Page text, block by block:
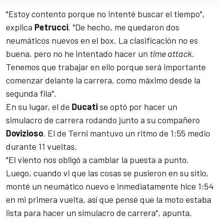
"Estoy contento porque no intenté buscar el tiempo",
explica Petrucci. "De hecho, me quedaron dos
neumáticos nuevos en el box. La clasificación no es
buena, pero no he intentado hacer un time attack.
Tenemos que trabajar en ello porque será importante
comenzar delante la carrera, como máximo desde la
segunda fila".
En su lugar, el de Ducatise optó por hacer un
simulacro de carrera rodando junto a su compañero
Dovizioso. El de Terni mantuvo un ritmo de 1:55 medio
durante 11 vueltas.
"El viento nos obligó a cambiar la puesta a punto.
Luego, cuando vi que las cosas se pusieron en su sitio,
monté un neumático nuevo e inmediatamente hice 1:54
en mi primera vuelta, así que pensé que la moto estaba
lista para hacer un simulacro de carrera", apunta.